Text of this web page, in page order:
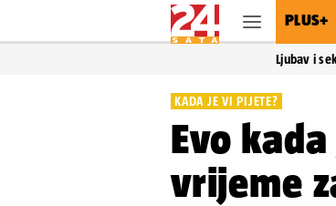
PLUS+
Ljubav i
KADA JE VI PIJETE?
Evo
vrijeme